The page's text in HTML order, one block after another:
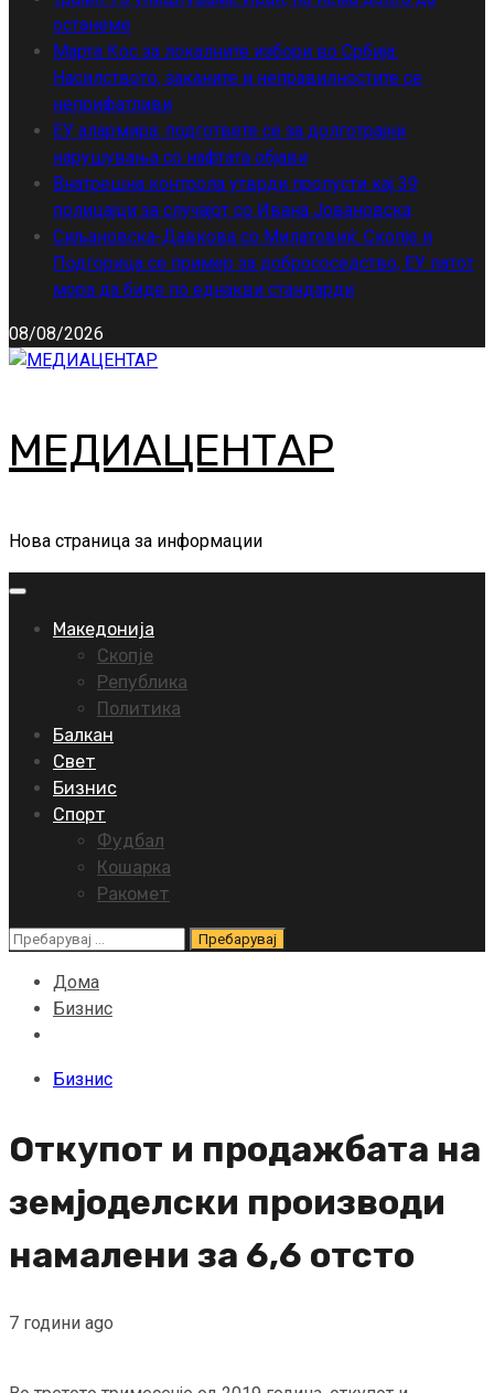
останеме
Марта Кос за локалните избори во Србија:
Насилството, заканите и неправилностите се
неприфатливи
ЕУ алармира: подгответе се за долготрајни
нарушувања со нафтата објави
Внатрешна контрола утврди пропусти кај 39
полицајци за случајот со Ивана Јовановска
Сиљановска-Давкова со Милатовиќ: Скопје и
Подгорица се пример за добрососедство, ЕУ патот
мора да биде по еднакви стандарди
08/08/2026
МЕДИАЦЕНТАР
Нова страница за информации
Primary
Македонија
Скопје
Република
Политика
Балкан
Свет
Бизнис
Спорт
Фудбал
Кошарка
Ракомет
Пребарувај
Дома
Бизнис
Бизнис
Откупот и продажбата на
земјоделски производи
намалени за 6,6 отсто
7 години ago